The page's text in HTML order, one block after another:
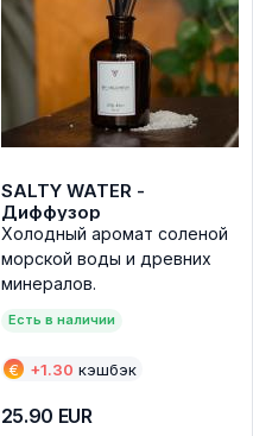
SALTY WATER -
Диффузор
Холодный аромат соленой
морской воды и древних
минералов.
Есть в наличии
€ +1.30 кэшбэк
25.90 EUR